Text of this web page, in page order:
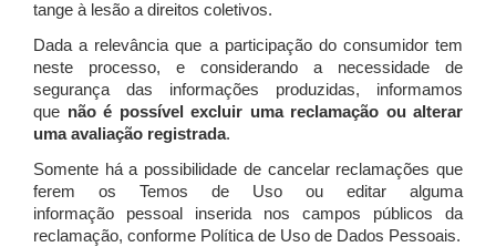
tange à lesão a direitos coletivos.
Dada a relevância que a participação do consumidor tem
neste processo, e considerando a necessidade de
segurança das informações produzidas, informamos
que não é possível excluir uma reclamação ou alterar
uma avaliação registrada.
Somente há a possibilidade de cancelar reclamações que
ferem os Temos de Uso ou editar alguma
informação pessoal inserida nos campos públicos da
reclamação, conforme Política de Uso de Dados Pessoais.